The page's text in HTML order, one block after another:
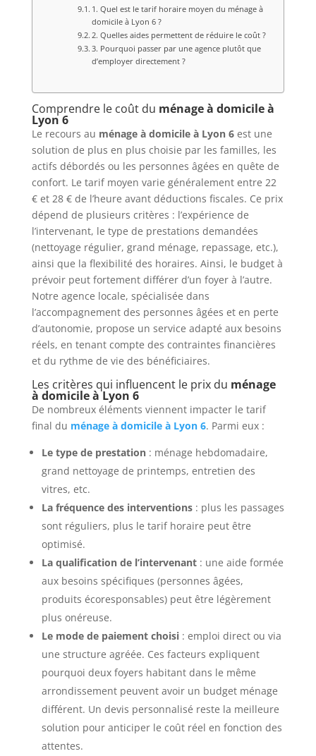
1. Quel est le tarif horaire moyen du ménage à
domicile à Lyon 6 ?
2. Quelles aides permettent de réduire le coût ?
3. Pourquoi passer par une agence plutôt que
d’employer directement ?
Comprendre le coût du ménage à domicile à
Lyon 6
Le recours au ménage à domicile à Lyon 6est une
solution de plus en plus choisie par les familles, les
actifs débordés ou les personnes âgées en quête de
confort. Le tarif moyen varie généralement entre 22
€ et 28 € de l’heure avant déductions fiscales. Ce prix
dépend de plusieurs critères : l’expérience de
l’intervenant, le type de prestations demandées
(nettoyage régulier, grand ménage, repassage, etc.),
ainsi que la flexibilité des horaires. Ainsi, le budget à
prévoir peut fortement différer d’un foyer à l’autre.
Notre agence locale, spécialisée dans
l’accompagnement des personnes âgées et en perte
d’autonomie, propose un service adapté aux besoins
réels, en tenant compte des contraintes financières
et du rythme de vie des bénéficiaires.
Les critères qui influencent le prix du ménage
à domicile à Lyon 6
De nombreux éléments viennent impacter le tarif
final du ménage à domicile à Lyon 6. Parmi eux :
Le type de prestation: ménage hebdomadaire,
grand nettoyage de printemps, entretien des
vitres, etc.
La fréquence des interventions: plus les passages
sont réguliers, plus le tarif horaire peut être
optimisé.
La qualification de l’intervenant: une aide formée
aux besoins spécifiques (personnes âgées,
produits écoresponsables) peut être légèrement
plus onéreuse.
Le mode de paiement choisi: emploi direct ou via
une structure agréée. Ces facteurs expliquent
pourquoi deux foyers habitant dans le même
arrondissement peuvent avoir un budget ménage
différent. Un devis personnalisé reste la meilleure
solution pour anticiper le coût réel en fonction des
attentes.